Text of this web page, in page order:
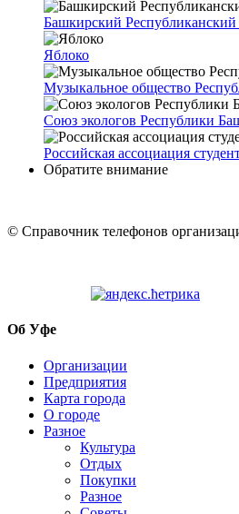
Башкирский
Яблоко
Музыкальное общество
Союз экологов Республики
Российская ассоциация
Обратите внимание
© Cправочник телефонов
Об Уфе
Организации
Предприятия
Карта города
О городе
Разное
Культура
Отдых
Покупки
Разное